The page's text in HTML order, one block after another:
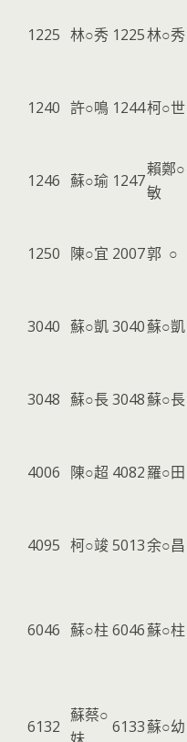
1225 林○秀 1225林○秀
1240 許○鳴 1244柯○世
1246 蘇○瑜 1247
賴鄭○
敏
1250 陳○宜 2007郭 ○
3040 蘇○凱3040蘇○凱
3048 蘇○長3048蘇○長
4006 陳○超 4082羅○田
4095 柯○竣5013余○昌
6046 蘇○柱 6046蘇○柱
6132
蘇蔡○
6133蘇○幼